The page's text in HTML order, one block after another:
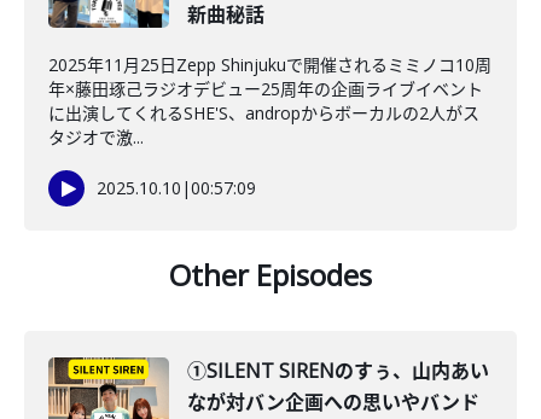
新曲秘話
2025年11月25日Zepp Shinjukuで開催されるミミノコ10周
年×藤田琢己ラジオデビュー25周年の企画ライブイベント
に出演してくれるSHE'S、andropからボーカルの2人がス
タジオで激...
2025.10.10 |00:57:09
Other Episodes
①SILENT SIRENのすぅ、山内あい
なが対バン企画への思いやバンド